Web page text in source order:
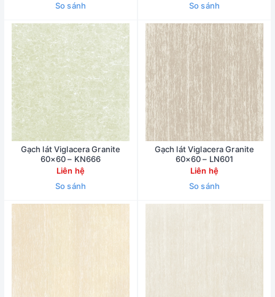
So sánh
So sánh
Gạch lát Viglacera Granite
60×60 – KN666
Liên hệ
So sánh
Gạch lát Viglacera Granite
60×60 – LN601
Liên hệ
So sánh